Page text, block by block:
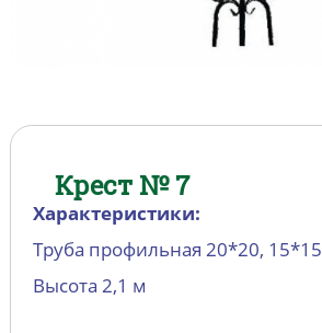
Крест № 7
Характеристики:
Труба профильная 20*20, 15*15
Высота 2,1 м